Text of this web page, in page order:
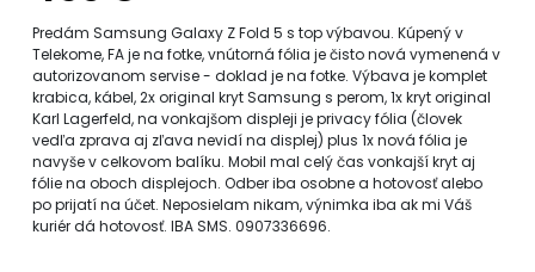
Predám Samsung Galaxy Z Fold 5 s top výbavou. Kúpený v
Telekome, FA je na fotke, vnútorná fólia je čisto nová vymenená v
autorizovanom servise - doklad je na fotke. Výbava je komplet
krabica, kábel, 2x original kryt Samsung s perom, 1x kryt original
Karl Lagerfeld, na vonkajšom displeji je privacy fólia (človek
vedľa zprava aj zľava nevidí na displej) plus 1x nová fólia je
navyše v celkovom balíku. Mobil mal celý čas vonkajší kryt aj
fólie na oboch displejoch. Odber iba osobne a hotovosť alebo
po prijatí na účet. Neposielam nikam, výnimka iba ak mi Váš
kuriér dá hotovosť. IBA SMS. 0907336696.